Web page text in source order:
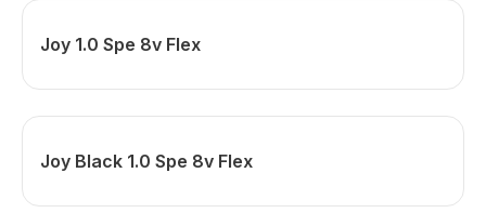
Joy 1.0 Spe 8v Flex
Joy Black 1.0 Spe 8v Flex